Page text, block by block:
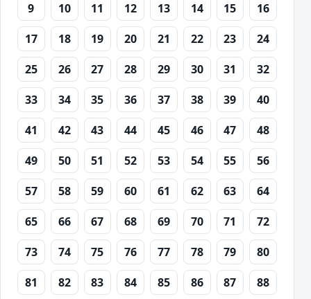
9
10 11 12 13 14 15
16
17
18 19 20 21 22 23
24
25
26 27 28 29 30 31
32
33
34 35 36 37 38 39
40
41
42 43 44 45 46 47
48
49
50 51 52 53 54 55
56
57
58 59 60 61 62 63
64
65
66 67 68 69 70 71
72
73
74 75 76 77 78 79
80
81
82 83 84 85 86 87
88